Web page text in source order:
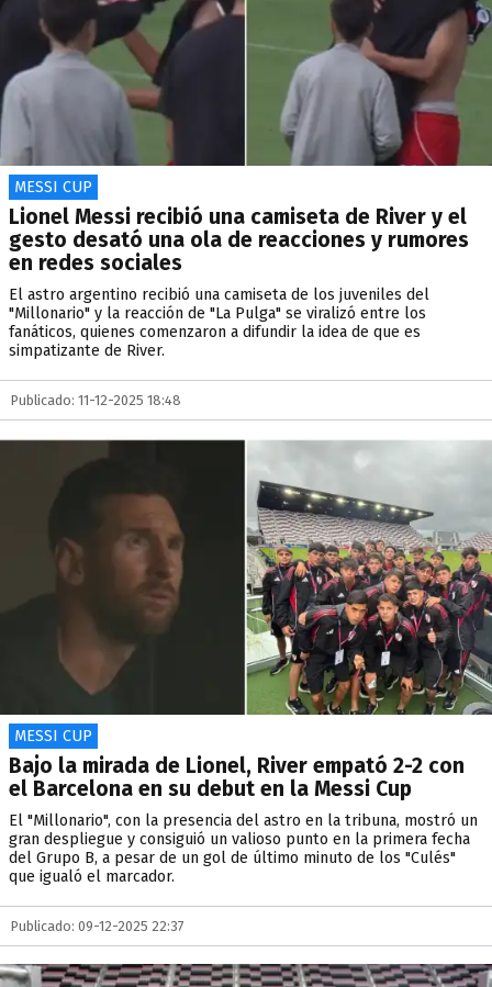
MESSI CUP
Lionel Messi recibió una camiseta de River y el
gesto desató una ola de reacciones y rumores
en redes sociales
El astro argentino recibió una camiseta de los juveniles del
"Millonario" y la reacción de "La Pulga" se viralizó entre los
fanáticos, quienes comenzaron a difundir la idea de que es
simpatizante de River.
Publicado: 11-12-2025 18:48
MESSI CUP
Bajo la mirada de Lionel, River empató 2-2 con
el Barcelona en su debut en la Messi Cup
El "Millonario", con la presencia del astro en la tribuna, mostró un
gran despliegue y consiguió un valioso punto en la primera fecha
del Grupo B, a pesar de un gol de último minuto de los "Culés"
que igualó el marcador.
Publicado: 09-12-2025 22:37